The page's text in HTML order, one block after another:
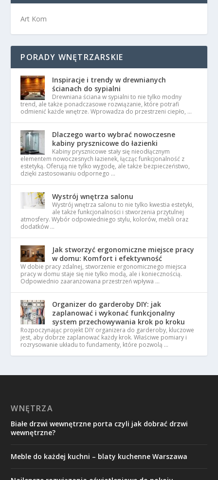
Art Kom
PORADY WNĘTRZARSKIE
Inspiracje i trendy w drewnianych
ścianach do sypialni
Drewniana ściana w sypialni to nie tylko modny
trend, ale także ponadczasowe rozwiązanie, które potrafi
odmienić każde wnętrze. Wprowadza do przestrzeni ciepło, …
Dlaczego warto wybrać nowoczesne
kabiny prysznicowe do łazienki
Kabiny prysznicowe stały się nieodłącznym
elementem nowoczesnych łazienek, łącząc funkcjonalność z
estetyką. Oferują nie tylko wygodę, ale także bezpieczeństwo,
dzięki zastosowaniu odpornego …
Wystrój wnętrza salonu
Wystrój wnętrza salonu to nie tylko kwestia estetyki,
ale także funkcjonalności i stworzenia przytulnej
atmosfery. Wybór odpowiedniego stylu, kolorów, mebli oraz
dodatków …
Jak stworzyć ergonomiczne miejsce pracy
w domu: Komfort i efektywność
W dobie pracy zdalnej, stworzenie ergonomicznego miejsca
pracy w domu staje się nie tylko modą, ale i koniecznością.
Odpowiednio zaaranżowana przestrzeń wpływa …
Organizer do garderoby DIY: jak
zaplanować i wykonać funkcjonalny
system przechowywania krok po kroku
Rozpoczynając projekt DIY organizera do garderoby, kluczowe
jest, aby dobrze zaplanować każdy krok. Właściwe pomiary i
rozrysowanie układu to fundamenty, które pozwolą …
WNĘTRZA
Białe drzwi wewnętrzne porta czyli jak dobrać drzwi
wewnętrzne?
Meble do każdej kuchni – blaty kuchenne Warszawa